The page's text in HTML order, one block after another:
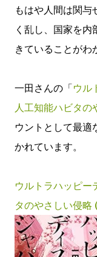
もはや人間は関
く乱し、国家を
きていることがわ
一田さんの「ウル
人工知能ハビタの
ウントとして最適
かれています。
ウルトラハッピー
タのやさしい侵